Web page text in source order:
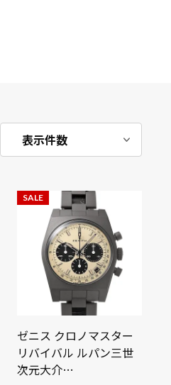
SALE
ゼニス クロノマスター
リバイバル ルパン三世
次元大介